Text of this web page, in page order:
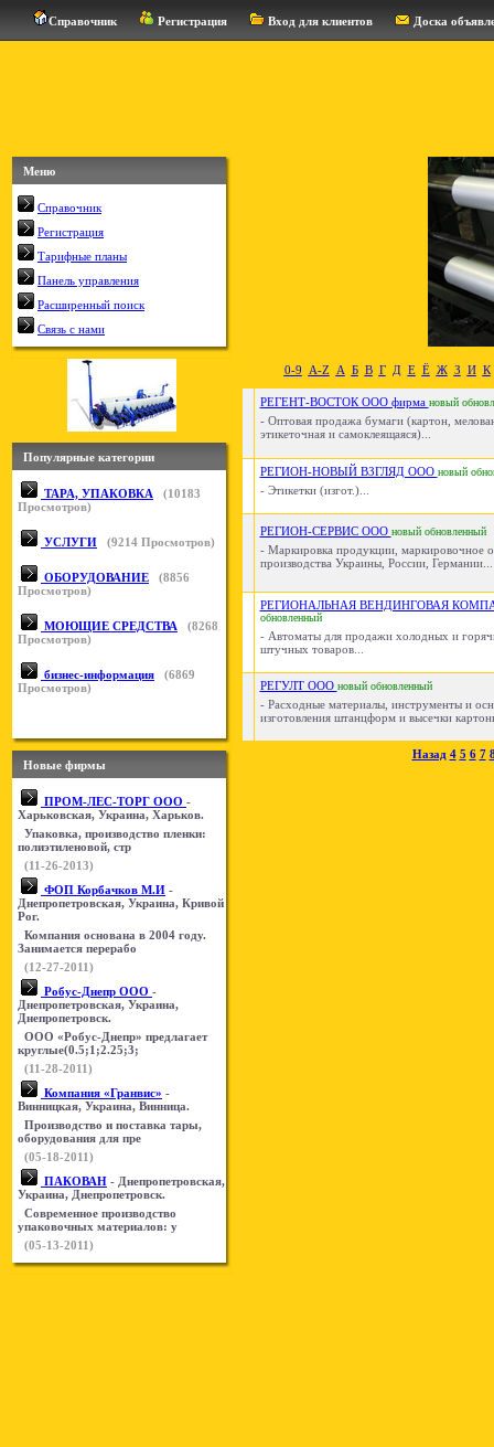
Справочник Регистрация Вход для клиентов Доска
Меню
Справочник
Регистрация
Тарифные планы
Панель управления
Расширенный поиск
Связь с нами
Популярные категории
ТАРА, УПАКОВКА (10183
Просмотров)
УСЛУГИ (9214 Просмотров)
ОБОРУДОВАНИЕ (8856
Просмотров)
МОЮЩИЕ СРЕДСТВА (8268
Просмотров)
бизнес-информация (6869
Просмотров)
Новые фирмы
ПРОМ-ЛЕС-ТОРГ ООО -
Харьковская, Украина, Харьков.
Упаковка, производство пленки:
полиэтиленовой, стр
(11-26-2013)
ФОП Корбачков М.И -
Днепропетровская, Украина, Кривой
Рог.
Компания основана в 2004 году.
Занимается перерабо
(12-27-2011)
Робус-Днепр ООО -
Днепропетровская, Украина,
Днепропетровск.
ООО «Робус-Днепр» предлагает
круглые(0.5;1;2.25;3;
(11-28-2011)
Компания «Гранвис» -
Винницкая, Украина, Винница.
Производство и поставка тары,
оборудования для пре
(05-18-2011)
ПАКОВАН - Днепропетровская,
Украина, Днепропетровск.
Современное производство
упаковочных материалов: у
(05-13-2011)
0-9 A-Z А Б В Г Д Е Ё Ж З И К
РЕГЕНТ-ВОСТОК ООО фирма новый
- Оптовая продажа бумаги (картон,
этикеточная и самоклеящаяся)...
РЕГИОН-НОВЫЙ ВЗГЛЯД ООО новый
- Этикетки (изгот.)...
РЕГИОН-СЕРВИС ООО новый обновленный
- Маркировка продукции, маркировочное
производства Украины, России, Германии...
РЕГИОНАЛЬНАЯ ВЕНДИНГОВАЯ
обновленный
- Автоматы для продажи холодных и
штучных товаров...
РЕГУЛТ ООО новый обновленный
- Расходные материалы, инструменты и
изготовления штанцформ и высечки
Назад 4 5 6 7